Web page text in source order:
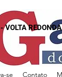
VOLTA REDONDA
se Contato